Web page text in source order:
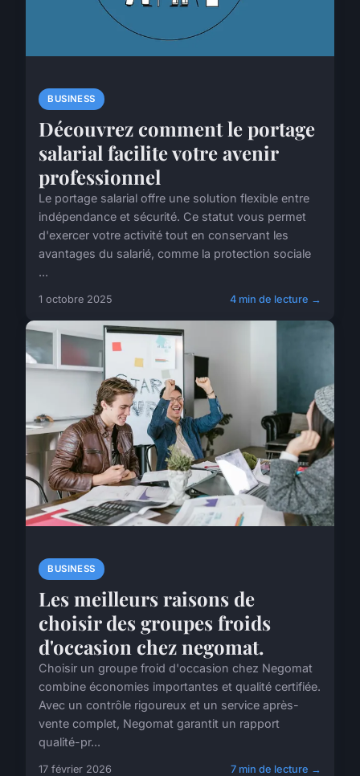
BUSINESS
Découvrez comment le portage
salarial facilite votre avenir
professionnel
Le portage salarial offre une solution flexible entre
indépendance et sécurité. Ce statut vous permet
d'exercer votre activité tout en conservant les
avantages du salarié, comme la protection sociale
...
1 octobre 2025 4 min de lecture →
BUSINESS
Les meilleurs raisons de
choisir des groupes froids
d'occasion chez negomat.
Choisir un groupe froid d'occasion chez Negomat
combine économies importantes et qualité certifiée.
Avec un contrôle rigoureux et un service après-
vente complet, Negomat garantit un rapport
qualité-pr...
17 février 2026 7 min de lecture →